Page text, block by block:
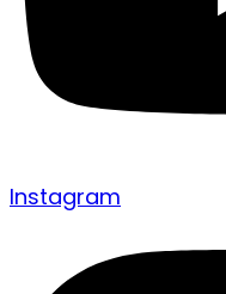
Instagram